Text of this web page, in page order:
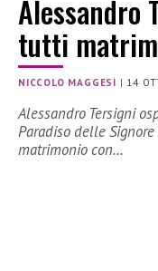
Alessandro
tutti
NICCOLO MAGGESI | 14
Alessandro Tersigni
Paradiso delle
matrimonio con…